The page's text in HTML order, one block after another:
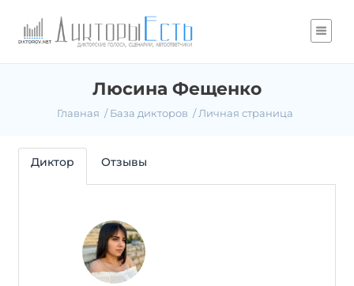
Люсина Фещенко
Главная База дикторов Личная страница
Диктор Отзывы